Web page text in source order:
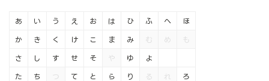
あ い う え お
か き く け こ
さ し す せ そ
た ち つ て と
は ひ ふ へ ほ
ま み む め も
や ゆ よ
ら り る れ ろ